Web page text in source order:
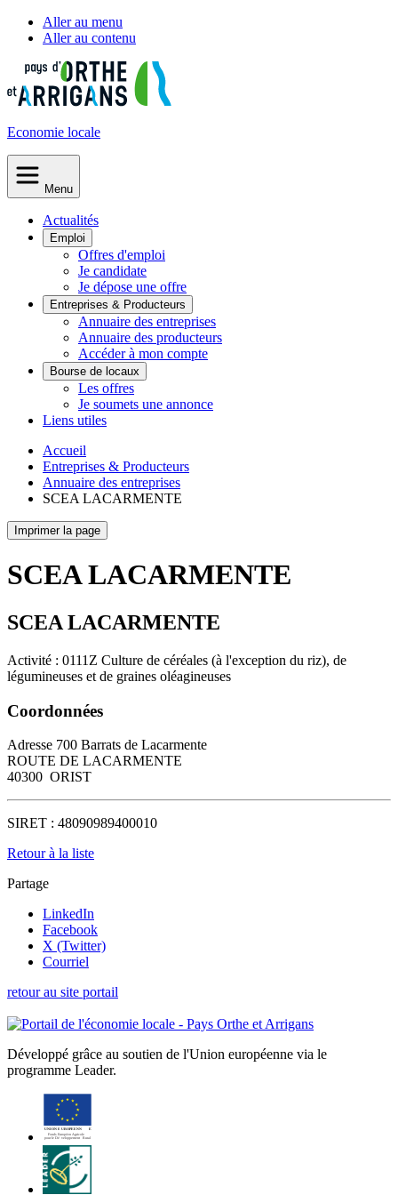
Aller au menu
Aller au contenu
Economie locale
Menu
Actualités
Emploi
Offres d'emploi
Je candidate
Je dépose une offre
Entreprises & Producteurs
Annuaire des entreprises
Annuaire des producteurs
Accéder à mon compte
Bourse de locaux
Les offres
Je soumets une annonce
Liens utiles
Accueil
Entreprises & Producteurs
Annuaire des entreprises
SCEA LACARMENTE
Imprimer la page
SCEA LACARMENTE
SCEA LACARMENTE
Activité : 0111Z Culture de céréales (à l'exception du riz), de
légumineuses et de graines oléagineuses
Coordonnées
Adresse 700 Barrats de Lacarmente
ROUTE DE LACARMENTE
40300 ORIST
SIRET : 48090989400010
Retour à la liste
Partage
LinkedIn
Facebook
X (Twitter)
Courriel
retour au site portail
Développé grâce au soutien de l'Union européenne via le
programme Leader.